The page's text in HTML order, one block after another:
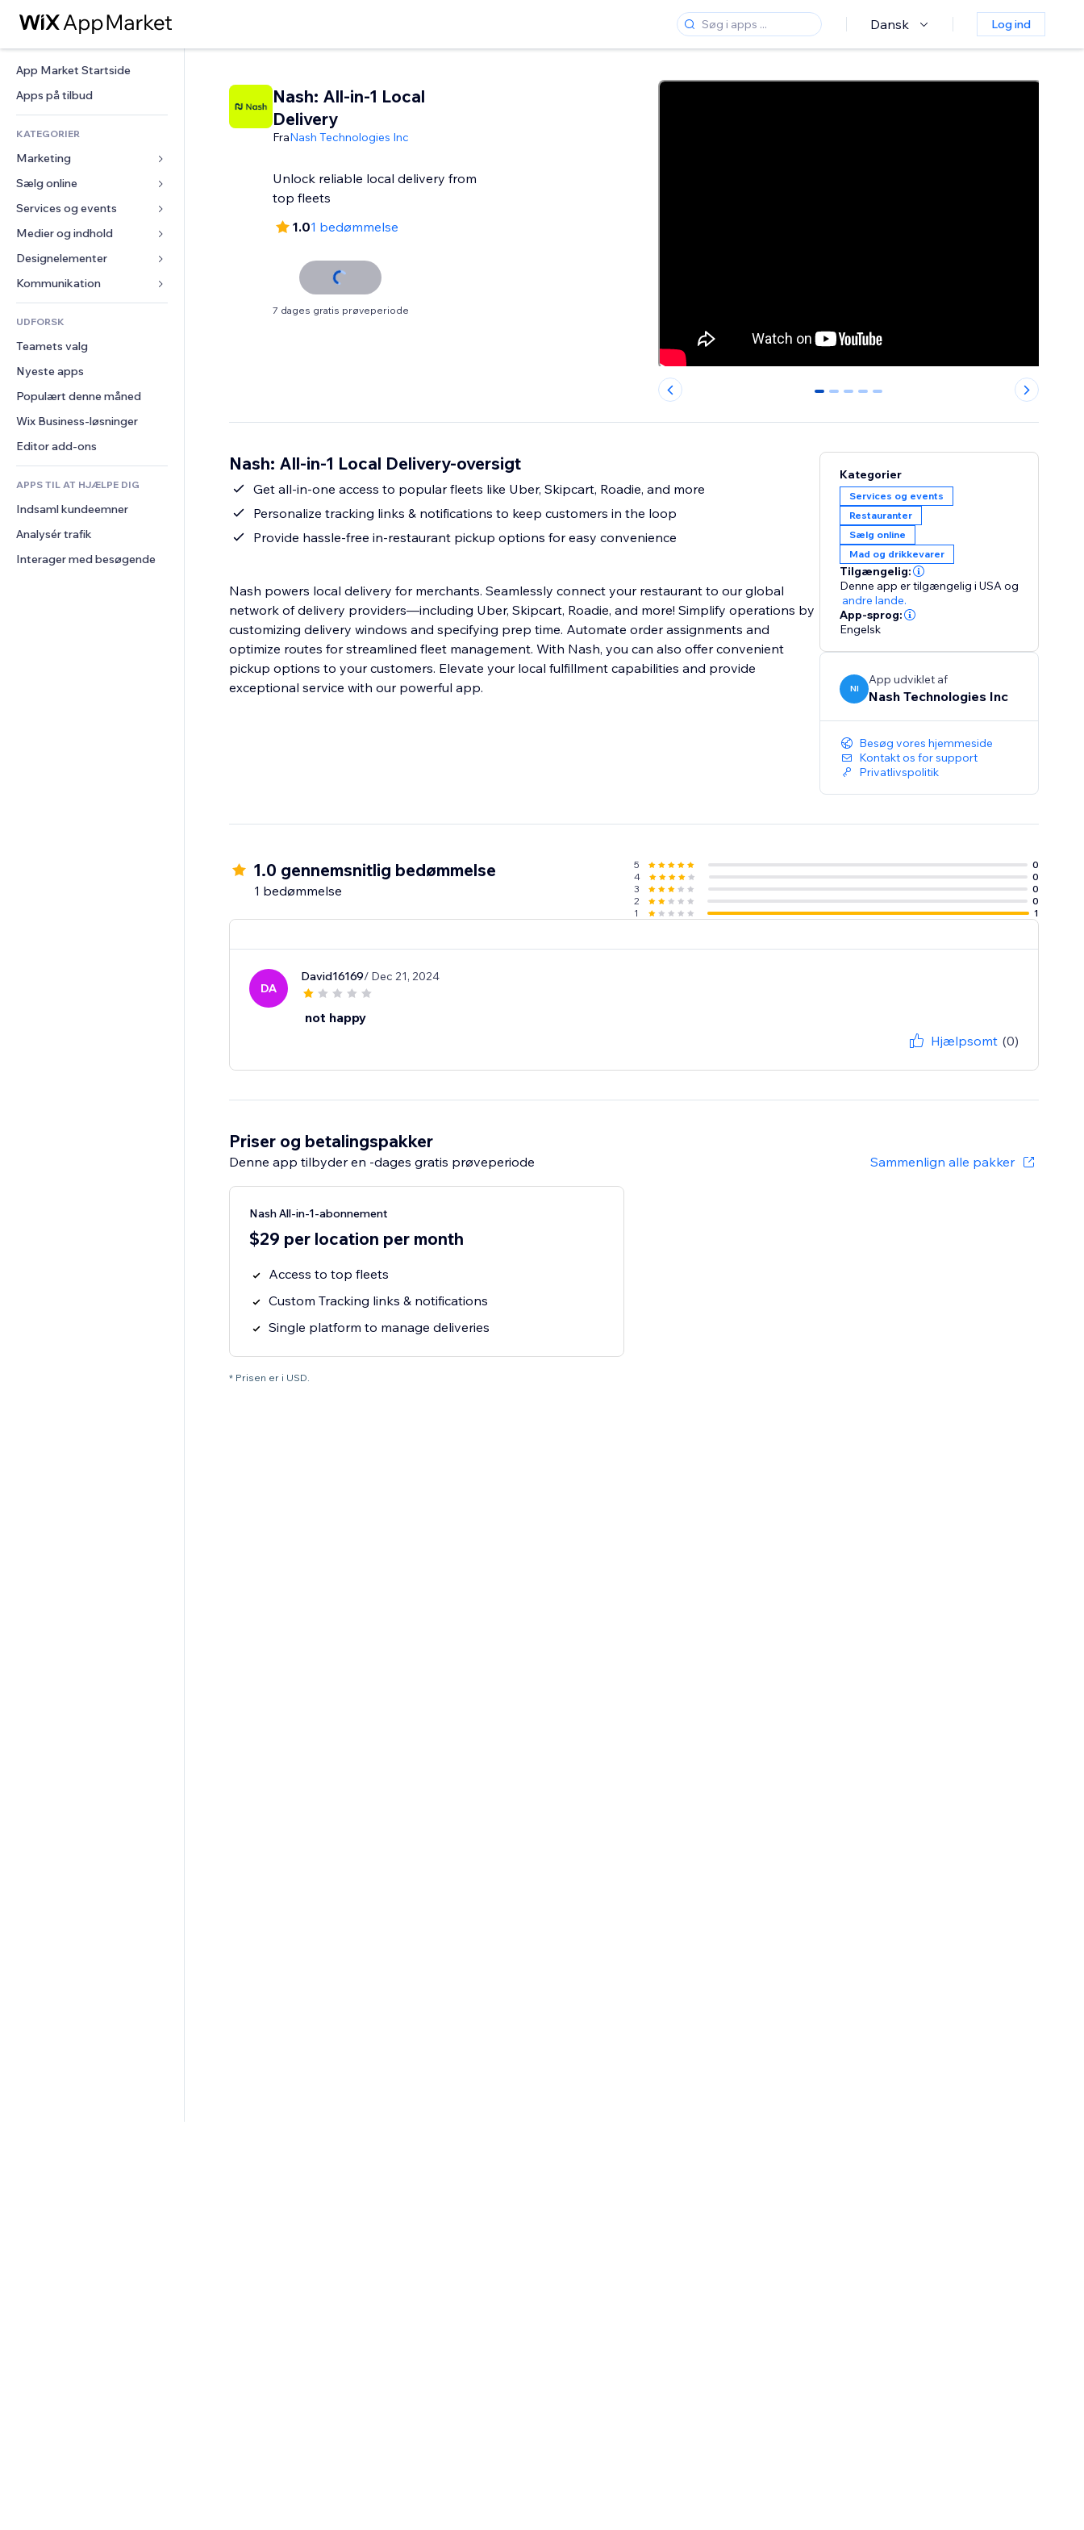
Dansk Log ind
App Market Startside
Apps på tilbud
KATEGORIER
Marketing
Annoncer
Mobil
Statistikker
Hjemmesideregister
E-mail
Sælg online
Apps til Webshops
Forsendelse og levering
Sælg-knapper
Bogføring
Kuponer og loyalitet
Lagerløsninger
Services og events
Hoteller
Events
Restauranter
Ejendomshandel
Bookinger
Medier og indhold
Galleri
Musik
Podcasts
Fotografi
Video
PDF
Fildeling
Nyheder
Designelementer
Kort og Navigation
Privatliv & Sikkerhed
Ur
Sideskabeloner
Billedeffekter
Knapper og menuer
Bannere og badges
Lommeregnere
Søg
Vejr
Diagrammer og tabeller
Formularer
Meningsmålinger
Chat
Kommentarer
Telefon
Fællesskab
Anmeldelser og anbefalinger
CRM
UDFORSK
Teamets valg
Nyeste apps
Populært denne måned
Wix Business-løsninger
Editor add-ons
APPS TIL AT HJÆLPE DIG
Indsaml kundeemner
Analysér trafik
Interager med besøgende
Nash: All-in-1 Local
Delivery
FraNash Technologies Inc
Unlock reliable local delivery from
top fleets
1.01 bedømmelse
7 dages gratis prøveperiode
0 1 2 3 4
Nash: All-in-1 Local Delivery-oversigt
Get all-in-one access to popular fleets like Uber, Skipcart, Roadie, and more
Personalize tracking links & notifications to keep customers in the loop
Provide hassle-free in-restaurant pickup options for easy convenience
Nash powers local delivery for merchants. Seamlessly connect your restaurant to our global
network of delivery providers—including Uber, Skipcart, Roadie, and more! Simplify operations by
customizing delivery windows and specifying prep time. Automate order assignments and
optimize routes for streamlined fleet management. With Nash, you can also offer convenient
pickup options to your customers. Elevate your local fulfillment capabilities and provide
exceptional service with our powerful app.
Kategorier
Services og events
Restauranter
Sælg online
Mad og drikkevarer
Tilgængelig:
Denne app er tilgængelig i USAog
andre lande.
App-sprog:
Engelsk
NI
App udviklet af
Nash Technologies Inc
Besøg vores hjemmeside
Kontakt os for support
Privatlivspolitik
1.0 gennemsnitlig bedømmelse
1 bedømmelse
5
0
4
0
3
0
2
0
1
1
DA
David16169/ Dec 21, 2024
not happy
Hjælpsomt (0)
Priser og betalingspakker
Denne app tilbyder en -dages gratis prøveperiode Sammenlign alle pakker
Nash All-in-1-abonnement
$29 per location per month
Access to top fleets
Custom Tracking links & notifications
Single platform to manage deliveries
* Prisen er i USD.